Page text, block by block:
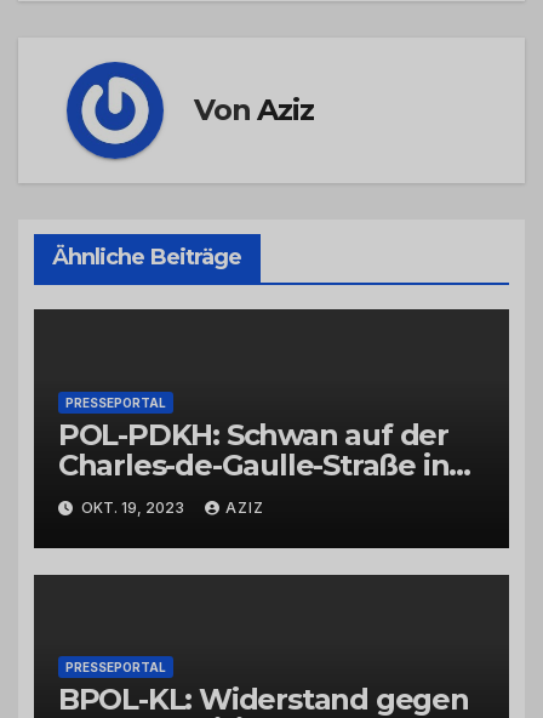
VonAziz
Ähnliche Beiträge
PRESSEPORTAL
POL-PDKH: Schwan auf der
Charles-de-Gaulle-Straße in
Bad Kreuznach beeinflusst
Feierabendverkehr
OKT. 19, 2023 AZIZ
PRESSEPORTAL
BPOL-KL: Widerstand gegen